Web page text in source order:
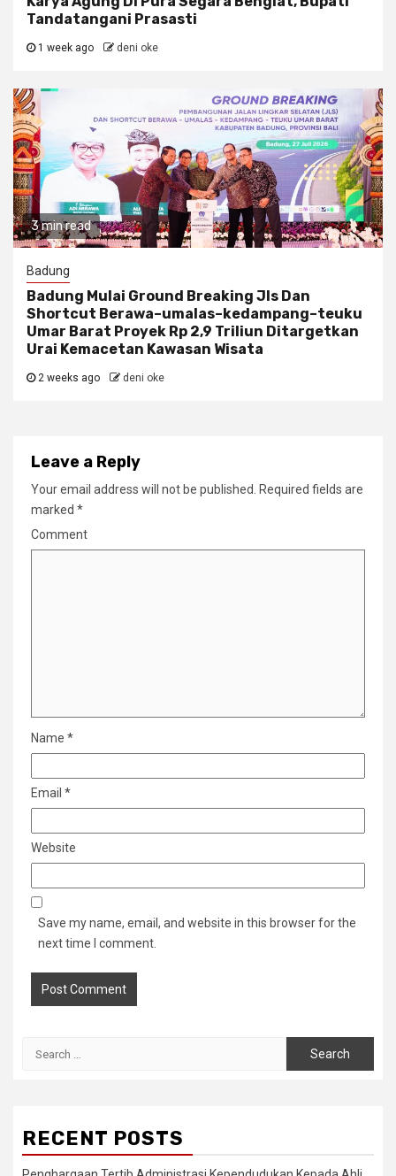
Tandatangani Prasasti
1 week ago deni oke
3 min read
Badung
Badung Mulai Ground Breaking Jls Dan
Shortcut Berawa–umalas–kedampang–teuku
Umar Barat Proyek Rp 2,9 Triliun Ditargetkan
Urai Kemacetan Kawasan Wisata
2 weeks ago deni oke
Leave a Reply
Your email address will not be published. Required fields are
marked *
Comment
Name *
Email *
Website
Save my name, email, and website in this browser for the
next time I comment.
RECENT POSTS